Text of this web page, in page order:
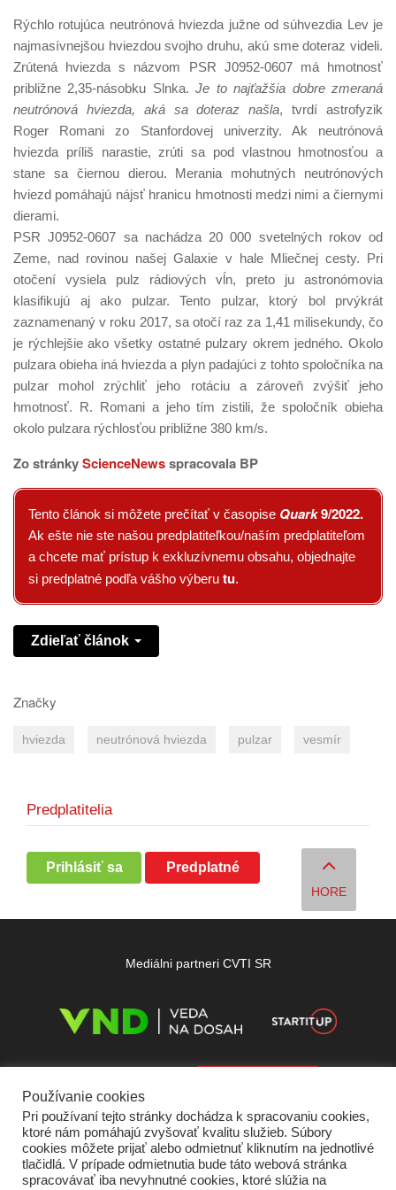
Rýchlo rotujúca neutrónová hviezda južne od súhvezdia Lev je
najmasívnejšou hviezdou svojho druhu, akú sme doteraz videli.
Zrútená hviezda s názvom PSR J0952-0607 má hmotnosť
približne 2,35-násobku Slnka.Je to najťažšia dobre zmeraná
neutrónová hviezda, aká sa doteraz našla, tvrdí astrofyzik
Roger Romani zo Stanfordovej univerzity. Ak neutrónová
hviezda príliš narastie, zrúti sa pod vlastnou hmotnosťou a
stane sa čiernou dierou. Merania mohutných neutrónových
hviezd pomáhajú nájsť hranicu hmotnosti medzi nimi a čiernymi
dierami.
PSR J0952-0607 sa nachádza 20 000 svetelných rokov od
Zeme, nad rovinou našej Galaxie v hale Mliečnej cesty. Pri
otočení vysiela pulz rádiových vĺn, preto ju astronómovia
klasifikujú aj ako pulzar. Tento pulzar, ktorý bol prvýkrát
zaznamenaný v roku 2017, sa otočí raz za 1,41 milisekundy, čo
je rýchlejšie ako všetky ostatné pulzary okrem jedného. Okolo
pulzara obieha iná hviezda a plyn padajúci z tohto spoločníka na
pulzar mohol zrýchliť jeho rotáciu a zároveň zvýšiť jeho
hmotnosť. R. Romani a jeho tím zistili, že spoločník obieha
okolo pulzara rýchlosťou približne 380 km/s.
Zo stránkyScienceNewsspracovala BP
Tento článok si môžete prečítať v časopise Quark9/2022.
Ak ešte nie ste našou predplatiteľkou/naším predplatiteľom
a chcete mať prístup k exkluzívnemu obsahu, objednajte
si predplatné podľa vášho výberu tu.
Zdieľať článok
Značky
hviezda neutrónová hviezda pulzar vesmír
Predplatitelia
Prihlásiť sa Predplatné
HORE
Mediálni partneri CVTI SR
Používanie cookies
Pri používaní tejto stránky dochádza k spracovaniu cookies,
ktoré nám pomáhajú zvyšovať kvalitu služieb. Súbory
cookies môžete prijať alebo odmietnuť kliknutím na jednotlivé
tlačidlá. V prípade odmietnutia bude táto webová stránka
spracovávať iba nevyhnutné cookies, ktoré slúžia na